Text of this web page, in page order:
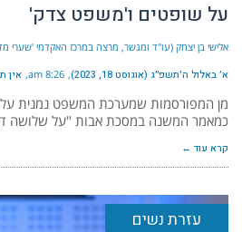
על שופטים ו'משפט צדק'
אלישי בן יצחק (עו"ד ומגשר, מרצה במרכז האקדמי 'שערי
א׳ באלול ה׳תשפ״ג (אוגוסט 18, 2023) 8:26 am אין
מן המפורסמות שמערכת המשפט נמנית
כמאמר המשנה במסכת אבות "על שלושה
קרא עוד ←
עזרת נשים